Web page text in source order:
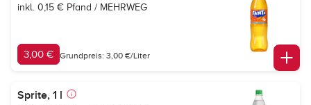
inkl. 0,15 € Pfand / MEHRWEG
3,00 € Grundpreis: 3,00 €/Liter
Sprite, 1 l